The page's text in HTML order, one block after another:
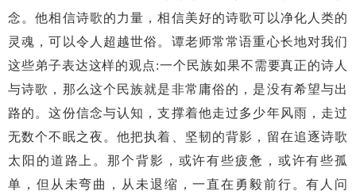
念。他相信诗歌的力量，相信美好的诗歌可以净化人类的
灵魂，可以令人超越世俗。谭老师常常语重心长地对我们
这些弟子表达这样的观点:一个民族如果不需要真正的诗人
与诗歌，那么这个民族就是非常庸俗的，是没有希望与出
路的。这份信念与认知，支撑着他走过多少年风雨，走过
无数个不眠之夜。他把执着、坚韧的背影，留在追逐诗歌
太阳的道路上。那个背影，或许有些疲惫，或许有些孤
单，但从未弯曲，从未退缩，一直在勇毅前行。有人问